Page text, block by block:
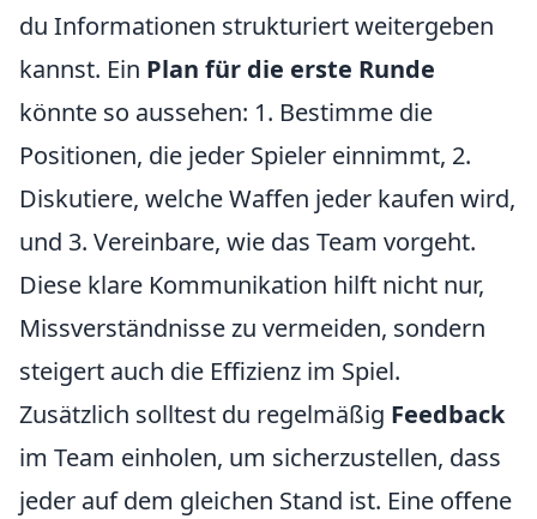
du Informationen strukturiert weitergeben
kannst. Ein Plan für die erste Runde
könnte so aussehen: 1. Bestimme die
Positionen, die jeder Spieler einnimmt, 2.
Diskutiere, welche Waffen jeder kaufen wird,
und 3. Vereinbare, wie das Team vorgeht.
Diese klare Kommunikation hilft nicht nur,
Missverständnisse zu vermeiden, sondern
steigert auch die Effizienz im Spiel.
Zusätzlich solltest du regelmäßig Feedback
im Team einholen, um sicherzustellen, dass
jeder auf dem gleichen Stand ist. Eine offene